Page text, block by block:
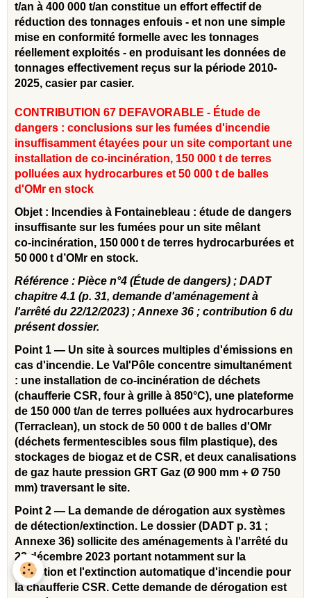
t/an à 400 000 t/an constitue un effort effectif de
réduction des tonnages enfouis - et non une simple
mise en conformité formelle avec les tonnages
réellement exploités - en produisant les données de
tonnages effectivement reçus sur la période 2010-
2025, casier par casier.
CONTRIBUTION 67 DEFAVORABLE - Étude de
dangers : conclusions sur les fumées d'incendie
insuffisamment étayées pour un site comportant une
installation de co-incinération, 150 000 t de terres
polluées aux hydrocarbures et 50 000 t de balles
d'OMr en stock
Objet : Incendies à Fontainebleau : étude de dangers
insuffisante sur les fumées pour un site mêlant
co‑incinération, 150000t de terres hydrocarburées et
50000t d ’OMr en stock.
Référence : Pièce n°4 (Étude de dangers) ; DADT
chapitre 4.1 (p. 31, demande d'aménagement à
l'arrêté du 22/12/2023) ; Annexe 36 ; contribution 6 du
présent dossier.
Point 1 — Un site à sources multiples d'émissions en
cas d'incendie. Le Val'Pôle concentre simultanément
: une installation de co-incinération de déchets
(chaufferie CSR, four à grille à 850°C), une plateforme
de 150 000 t/an de terres polluées aux hydrocarbures
(Terraclean), un stock de 50 000 t de balles d'OMr
(déchets fermentescibles sous film plastique), des
stockages de biogaz et de CSR, et deux canalisations
de gaz haute pression GRT Gaz (Ø 900 mm + Ø 750
mm) traversant le site.
Point 2 — La demande de dérogation aux systèmes
de détection/extinction. Le dossier (DADT p. 31 ;
Annexe 36) sollicite des aménagements à l'arrêté du
22 décembre 2023 portant notamment sur la
détection et l'extinction automatique d'incendie pour
la chaufferie CSR. Cette demande de dérogation est